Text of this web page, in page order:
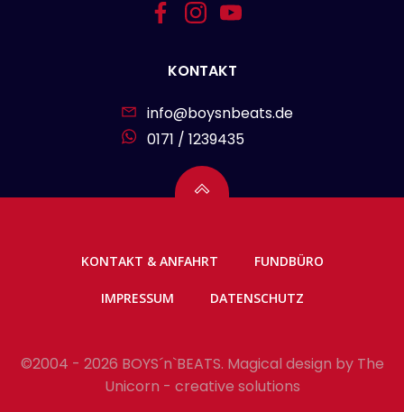
KONTAKT
info@boysnbeats.de
0171 / 1239435
KONTAKT & ANFAHRT FUNDBÜRO
IMPRESSUM DATENSCHUTZ
©2004 - 2026 BOYS´n`BEATS. Magical design by The
Unicorn - creative solutions